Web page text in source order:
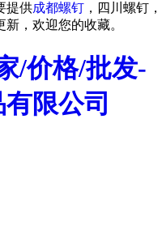
提供成都螺钉 ，四川螺钉，
，欢迎您的收藏。